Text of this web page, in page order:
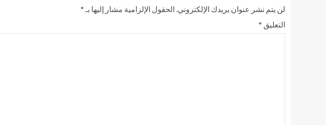
لن يتم نشر عنوان بريدك الإلكتروني. الحقول الإلزامية مشار إليها بـ *
التعليق *